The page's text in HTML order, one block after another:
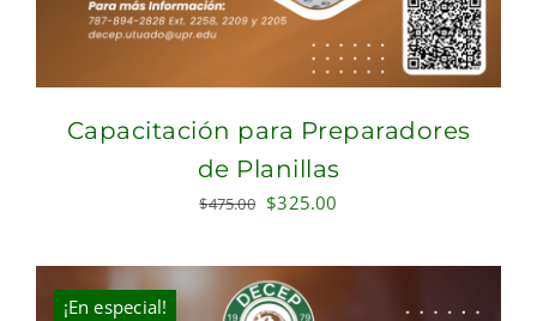
Capacitación para Preparadores
de Planillas
$475.00 Original
was:
$475.00.
$325.00
is:
¡En especial!